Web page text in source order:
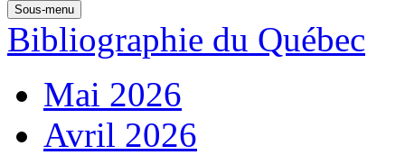
Sous-menu
Bibliographie du Québec
Mai 2026
Avril 2026